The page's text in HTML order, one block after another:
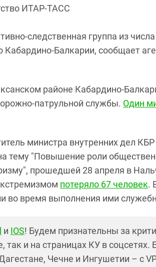
ИТАР-ТАСС
следственная группа из
Балкарии, сообщает
районе Кабардино-
патрульной службы. Один
министра внутренних дел
тему "Повышение роли
прошедшей 28 апреля в
потеряло 67 человек.
во время выполнения ими
и IOS! Будем признательны за
и на страницах КУ в соцсетях.
Чечне и Ингушетии – с